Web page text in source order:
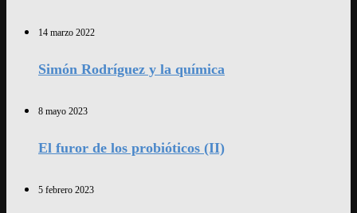
14 marzo 2022
Simón Rodríguez y la química
8 mayo 2023
El furor de los probióticos (II)
5 febrero 2023